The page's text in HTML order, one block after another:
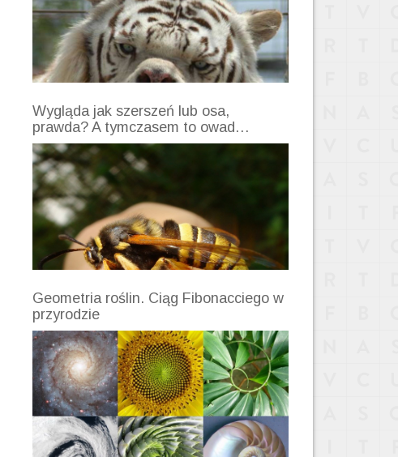
Wygląda jak szerszeń lub osa,
prawda? A tymczasem to owad…
Geometria roślin. Ciąg Fibonacciego w
przyrodzie